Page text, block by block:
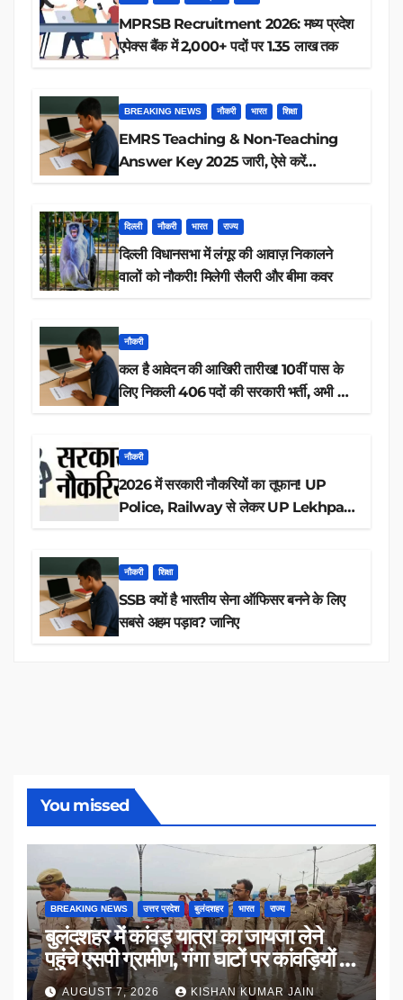
MPRSB Recruitment 2026: मध्य प्रदेश
एपेक्स बैंक में 2,000+ पदों पर 1.35 लाख तक
BREAKING NEWS नौकरी भारत शिक्षा
EMRS Teaching & Non-Teaching
Answer Key 2025 जारी, ऐसे करें
दिल्ली नौकरी भारत राज्य
दिल्ली विधानसभा में लंगूर की आवाज़ निकालने
वालों को नौकरी! मिलेगी सैलरी और बीमा कवर
नौकरी
कल है आवेदन की आखिरी तारीख! 10वीं पास के
लिए निकली 406 पदों की सरकारी भर्ती, अभी करें
नौकरी
2026 में सरकारी नौकरियों का तूफान! UP
Police, Railway से लेकर UP Lekhpal
नौकरी शिक्षा
SSB क्यों है भारतीय सेना ऑफिसर बनने के लिए
सबसे अहम पड़ाव? जानिए
You missed
BREAKING NEWS उत्तर प्रदेश बुलंदशहर भारत राज्य
बुलंदशहर में कांवड़ यात्रा का जायजा लेने
पहुंचे एसपी ग्रामीण, गंगा घाटों पर कांवड़ियों से
किया संवाद
AUGUST 7, 2026 KISHAN KUMAR JAIN